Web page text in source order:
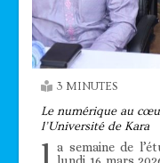
3 MINUTES
Le numérique au
l’Université de Kara
a semaine de